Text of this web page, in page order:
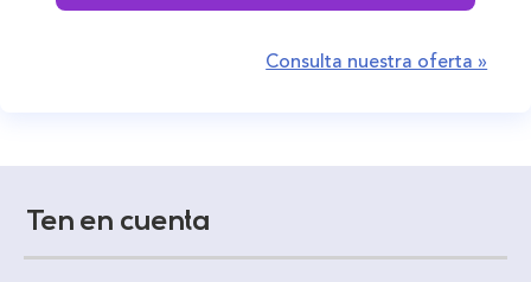
Consulta nuestra oferta »
Ten en cuenta